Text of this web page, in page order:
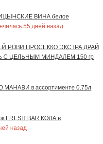
ВИНА белое
55 дней назад
РОВИ ПРОСЕККО ЭКСТРА ДРАЙ
С ЦЕЛЬНЫМ МИНДАЛЕМ 150 гр
МАНАВИ в ассортименте 0.75л
FRESH BAR КОЛА в
назад